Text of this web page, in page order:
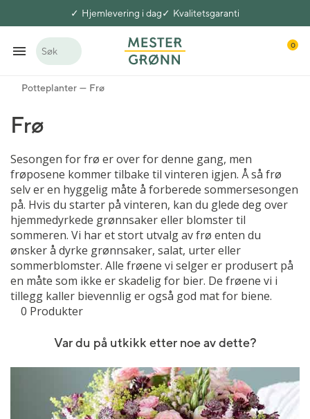
Hjemlevering i dag Kvalitetsgaranti
Søk
0
Potteplanter Frø
Frø
Sesongen for frø er over for denne gang, men
frøposene kommer tilbake til vinteren igjen. Å så frø
selv er en hyggelig måte å forberede sommersesongen
på. Hvis du starter på vinteren, kan du glede deg over
hjemmedyrkede grønnsaker eller blomster til
sommeren. Vi har et stort utvalg av frø enten du
ønsker å dyrke grønnsaker, salat, urter eller
sommerblomster. Alle frøene vi selger er produsert på
en måte som ikke er skadelig for bier. De frøene vi i
tillegg kaller bievennlig er også god mat for biene.
0 Produkter
Var du på utkikk etter noe av dette?